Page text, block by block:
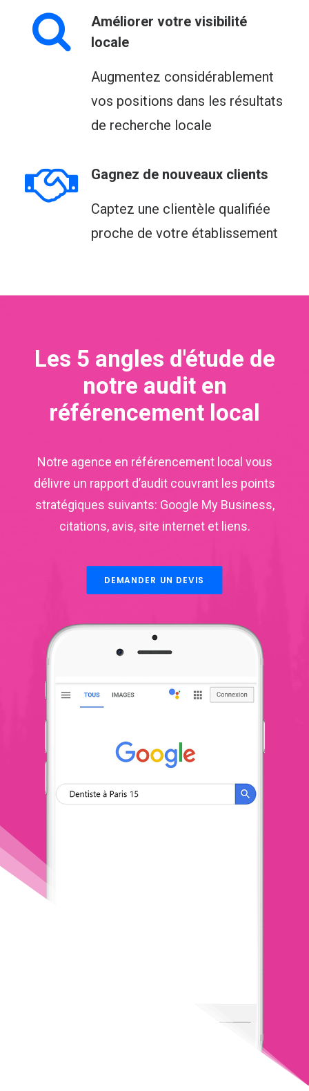
Améliorer votre visibilité
locale
Augmentez considérablement
vos positions dans les résultats
de recherche locale
Gagnez de nouveaux clients
Captez une clientèle qualifiée
proche de votre établissement
Les 5 angles d'étude de
notre audit en
référencement local
Notre agence en référencement local vous
délivre un rapport d’audit couvrant les points
stratégiques suivants: Google My Business,
citations, avis, site internet et liens.
DEMANDER UN DEVIS